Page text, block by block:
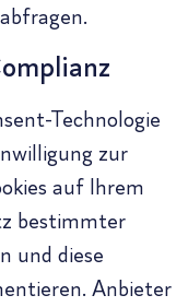
Technologie
zur
auf Ihrem
bestimmter
und diese
Anbieter